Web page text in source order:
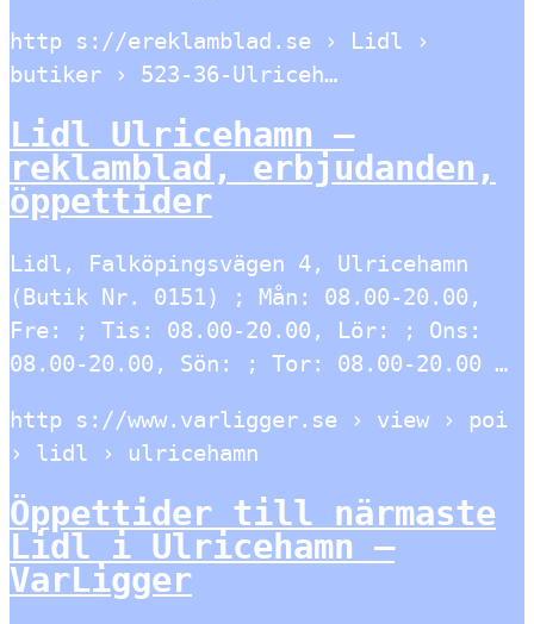
http s://ereklamblad.se › Lidl ›
butiker › 523-36-Ulriceh…
Lidl Ulricehamn –
reklamblad, erbjudanden,
öppettider
Lidl, Falköpingsvägen 4, Ulricehamn
(Butik Nr. 0151) ; Mån: 08.00-20.00,
Fre: ; Tis: 08.00-20.00, Lör: ; Ons:
08.00-20.00, Sön: ; Tor: 08.00-20.00 …
http s://www.varligger.se › view › poi
› lidl › ulricehamn
Öppettider till närmaste
Lidl i Ulricehamn –
VarLigger